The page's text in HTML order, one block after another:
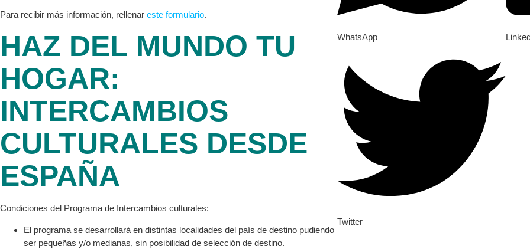
Para recibir más información, rellenar este formulario.
HAZ DEL MUNDO TU
HOGAR:
INTERCAMBIOS
CULTURALES DESDE
ESPAÑA
Condiciones del Programa de Intercambios culturales:
El programa se desarrollará en distintas localidades del país de destino pudiendo
ser pequeñas y/o medianas, sin posibilidad de selección de destino.
WhatsApp
Twitter